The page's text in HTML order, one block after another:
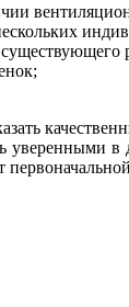
уверенными